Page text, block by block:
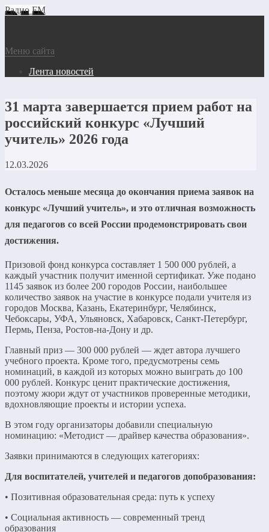
Радио FM
Меню сайта
Лента новостей
31 марта завершается прием работ на
российский конкурс «Лучший
учитель» 2026 года
12.03.2026
Осталось меньше месяца до окончания приема заявок на
конкурс «Лучший учитель», и это отличная возможность
для педагогов со всей России продемонстрировать свои
достижения.
Призовой фонд конкурса составляет 1 500 000 рублей, а
каждый участник получит именной сертификат. Уже подано
1145 заявок из более 200 городов России, наибольшее
количество заявок на участие в конкурсе подали учителя из
городов Москва, Казань, Екатеринбург, Челябинск,
Чебоксары, УФА, Ульяновск, Хабаровск, Санкт-Петербург,
Пермь, Пенза, Ростов-на-Дону и др.
Главный приз — 300 000 рублей — ждет автора лучшего
учебного проекта. Кроме того, предусмотрены семь
номинаций, в каждой из которых можно выиграть до 100
000 рублей. Конкурс ценит практические достижения,
поэтому жюри ждут от участников проверенные методики,
вдохновляющие проекты и истории успеха.
В этом году организаторы добавили специальную
номинацию: «Методист — драйвер качества образования».
Заявки принимаются в следующих категориях:
Для воспитателей, учителей и педагогов допобразования:
• Позитивная образовательная среда: путь к успеху
• Социальная активность — современный тренд
образования